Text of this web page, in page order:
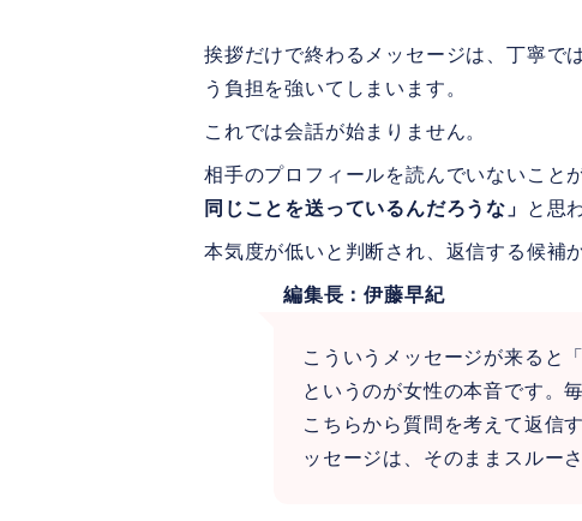
挨拶だけで終わるメッセージは、丁寧で
う負担を強いてしまいます。
これでは会話が始まりません。
相手のプロフィールを読んでいないこと
同じことを送っているんだろうな」
と思
本気度が低いと判断され、返信する候補
編集長：伊藤早紀
こういうメッセージが来ると
というのが女性の本音です。
こちらから質問を考えて返信
ッセージは、そのままスルー